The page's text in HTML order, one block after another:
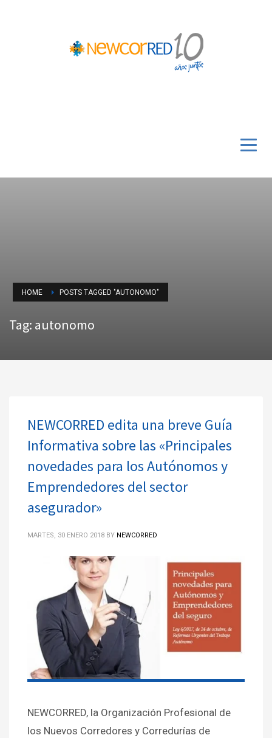
HOME POSTS TAGGED "AUTONOMO"
Tag: autonomo
NEWCORRED edita una breve Guía
Informativa sobre las «Principales
novedades para los Autónomos y
Emprendedores del sector
asegurador»
MARTES, 30 ENERO 2018 BY NEWCORRED
NEWCORRED, la Organización Profesional de
los Nuevos Corredores y Corredurías de